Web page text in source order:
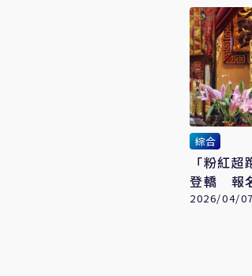
綜合
「粉紅
登轎 報
2026/04/07